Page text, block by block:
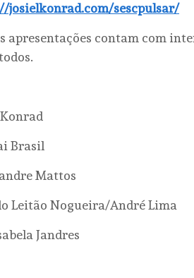
josielkonrad.com/sescpulsar/
apresentações contam com
Brasil
Mattos
Leitão Nogueira/André Lima
Jandres